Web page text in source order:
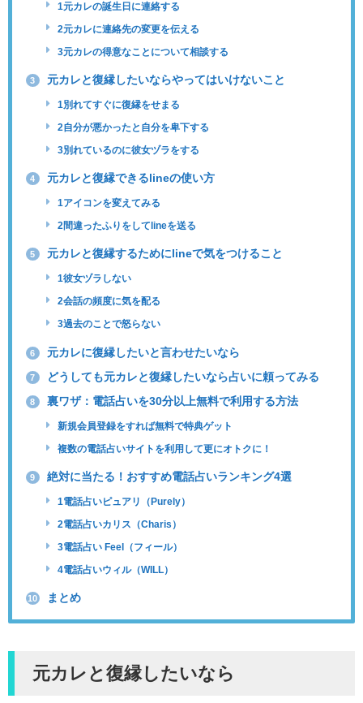
1元カレの誕生日に連絡する
2元カレに連絡先の変更を伝える
3元カレの得意なことについて相談する
3 元カレと復縁したいならやってはいけないこと
1別れてすぐに復縁をせまる
2自分が悪かったと自分を卑下する
3別れているのに彼女ヅラをする
4 元カレと復縁できるlineの使い方
1アイコンを変えてみる
2間違ったふりをしてlineを送る
5 元カレと復縁するためにlineで気をつけること
1彼女ヅラしない
2会話の頻度に気を配る
3過去のことで怒らない
6 元カレに復縁したいと言わせたいなら
7 どうしても元カレと復縁したいなら占いに頼ってみる
8 裏ワザ：電話占いを30分以上無料で利用する方法
新規会員登録をすれば無料で特典ゲット
複数の電話占いサイトを利用して更にオトクに！
9 絶対に当たる！おすすめ電話占いランキング4選
1電話占いピュアリ（Purely）
2電話占いカリス（Charis）
3電話占い Feel（フィール）
4電話占いウィル（WILL）
10 まとめ
元カレと復縁したいなら